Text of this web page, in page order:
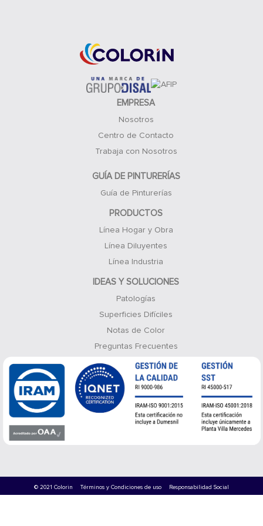
EMPRESA
Nosotros
Centro de Contacto
Trabaja con Nosotros
GUÍA DE PINTURERÍAS
Guía de Pinturerías
PRODUCTOS
Línea Hogar y Obra
Línea Diluyentes
Línea Industria
IDEAS Y SOLUCIONES
Patologías
Superficies Difíciles
Notas de Color
Preguntas Frecuentes
© 2021 Colorin Términos y Condiciones de uso Responsabilidad Social